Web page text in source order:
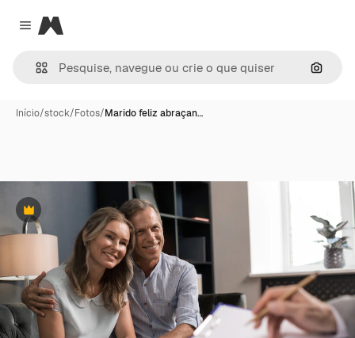
Close menu
Magnific
Início/stock/Fotos/Marido feliz abraçan…
Premium